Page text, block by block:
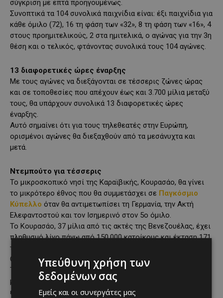
σύγκριση με επτά προηγουμένως.
Συνοπτικά τα 104 συνολικά παιχνίδια είναι: έξι παιχνίδια για
κάθε όμιλο (72), 16 τη φάση των «32», 8 τη φάση των «16», 4
στους προημιτελικούς, 2 στα ημιτελικά, ο αγώνας για την 3η
θέση και ο τελικός, φτάνοντας συνολικά τους 104 αγώνες.
13 διαφορετικές ώρες έναρξης
Με τους αγώνες να διεξάγονται σε τέσσερις ζώνες ώρας
και σε τοποθεσίες που απέχουν έως και 3.700 μίλια μεταξύ
τους, θα υπάρχουν συνολικά 13 διαφορετικές ώρες
έναρξης.
Αυτό σημαίνει ότι για τους τηλεθεατές στην Ευρώπη,
ορισμένοι αγώνες θα διεξαχθούν από τα μεσάνυχτα και
μετά.
Ντεμπούτο για τέσσερις
Το μικροσκοπικό νησί της Καραϊβικής, Κουρασάο, θα γίνει
το μικρότερο έθνος που θα συμμετάσχει σε Παγκόσμιο
Κύπελλο όταν θα αντιμετωπίσει τη Γερμανία, την Ακτή
Ελεφαντοστού και τον Ισημερινό στον 5ο όμιλο.
Το Κουρασάο, 37 μίλια από τις ακτές της Βενεζουέλας, έχει
πληθυσμό λίγο πάνω από 150.000 κατοίκους και έκταση 171
τετραγωνικών μιλίων. Έγινε χώρα εντός του Βασιλείου της
Ολλανδίας μόλις το 2010.
Το Πράσινο Ακρωτήριο, εν τω μεταξύ, είναι το τρίτο
μικρότερο έθνος μετά το Κουρασάο και την Ισλανδία που
έφτασε στοΠαγκόσμιο Κύπελλο. Οι «Μπλε Καρχαρίες»
Υπεύθυνη χρήση των
δεδομένων σας
Εμείς και οι συνεργάτες μας